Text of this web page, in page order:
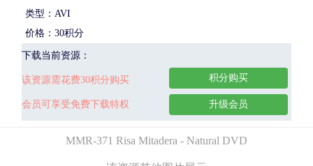
类型：AVI
价格：30积分
下载当前资源：
该资源需花费30积分购买
会员可享受免费下载特权
积分购买
升级会员
MMR-371 Risa Mitadera - Natural DVD